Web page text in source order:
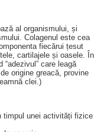
al organismului, și
Colagenul este cea
fiecărui țesut
cartilajele și oasele. În
care leagă
origine greacă, provine
clei.)
timpul unei activități fizice